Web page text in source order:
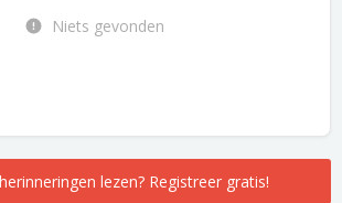
Niets gevonden
lezen? Registreer gratis!